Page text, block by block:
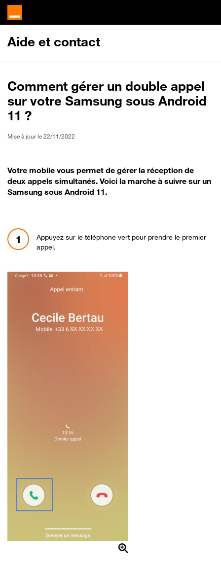
Aide et contact
Comment gérer un double appel
sur votre Samsung sous Android
11 ?
Mise à jour le 22/11/2022
Votre mobile vous permet de gérer la réception de
deux appels simultanés. Voici la marche à suivre sur un
Samsung sous Android 11.
1
Appuyez sur le téléphone vert pour prendre le premier
appel.